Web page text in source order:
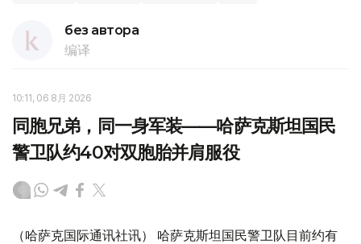
без автора
编译
10:11, 06 8月 2026
同胞兄弟，同一身军装——哈萨克斯坦国民
警卫队约40对双胞胎并肩服役
（哈萨克国际通讯社讯） 哈萨克斯坦国民警卫队目前约有